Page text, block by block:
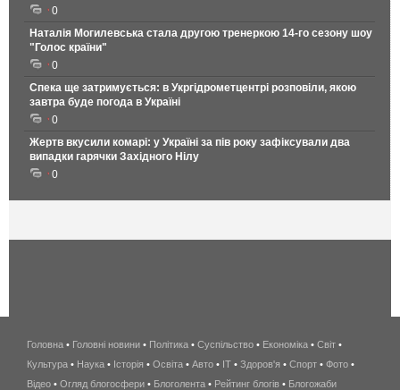
0
Наталія Могилевська стала другою тренеркою 14-го сезону шоу
"Голос країни"
0
Спека ще затримується: в Укргідрометцентрі розповіли, якою
завтра буде погода в Україні
0
Жертв вкусили комарі: у Україні за пів року зафіксували два
випадки гарячки Західного Нілу
0
беспроводной
интернет
киев
Головна • Головні новини • Політика • Суспільство • Економіка • Світ •
Культура • Наука • Історія • Освіта • Авто • IT • Здоров'я • Спорт • Фото •
Відео • Огляд блогосфери • Блоголента • Рейтинг блогів • Блогожаби